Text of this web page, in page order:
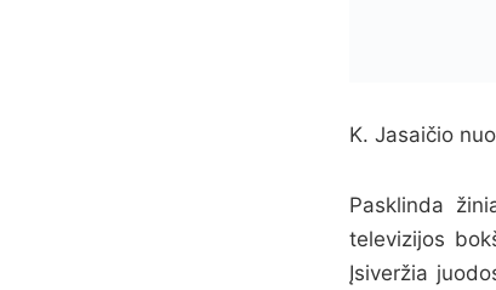
K. Jasaičio
Pasklinda
televizijos
Įsiveržia